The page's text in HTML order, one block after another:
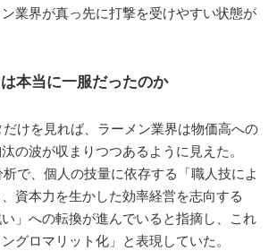
業界が真っ先に打撃を受けやすい状態が
は本当に一服だったのか
けを見れば、ラーメン業界は物価高への
の波が収まりつつあるように見えた。
で、個人の技量に依存する「職人技によ
資本力を生かした効率経営を志向する
い」への転換が進んでいると指摘し、これ
グロマリット化」と表現していた。